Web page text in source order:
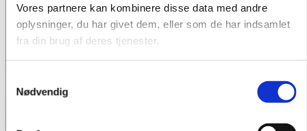
Vores partnere kan kombinere disse data med andre
oplysninger, du har givet dem, eller som de har indsamlet
fra din brug af deres tjenester.
Nødvendig
2000 serien fra Sumner
Sumner 2000-serien er en af de mest populære materialelifte på
markedet – og det er ikke uden grund. Serien kombinerer styrke,